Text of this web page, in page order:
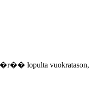
lopulta